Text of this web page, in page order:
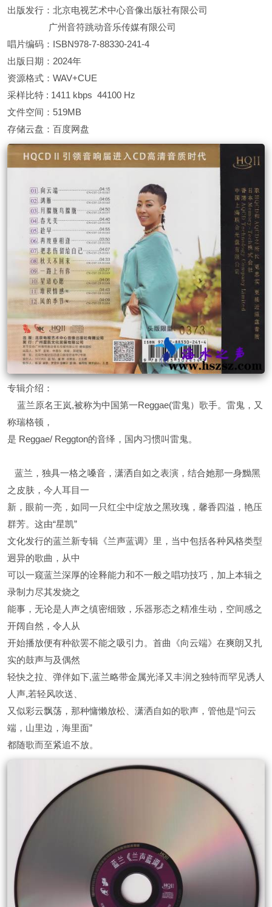
出版发行：北京电视艺术中心音像出版社有限公司
广州音符跳动音乐传媒有限公司
唱片编码：ISBN978-7-88330-241-4
出版日期：2024年
资源格式：WAV+CUE
采样比特 : 1411 kbps 44100 Hz
文件空间：519MB
存储云盘：百度网盘
专辑介绍：
蓝兰原名王岚,被称为中国第一Reggae(雷鬼）歌手。雷鬼，又
称瑞格顿，
是 Reggae/ Reggton的音绎，国内习惯叫雷鬼。
蓝兰，独具一格之嗓音，潇洒自如之表演，结合她那一身黝黑
之皮肤，今人耳目一
新，眼前一亮，如同一只红尘中绽放之黑玫瑰，馨香四溢，艳压
群芳。这由“星凯”
文化发行的蓝兰新专辑《兰声蓝调》里，当中包括各种风格类型
迥异的歌曲，从中
可以一窥蓝兰深厚的诠释能力和不一般之唱功技巧，加上本辑之
录制力尽其发烧之
能事，无论是人声之缜密细致，乐器形态之精准生动，空间感之
开阔自然，令人从
开始播放便有种欲罢不能之吸引力。首曲《向云端》在爽朗又扎
实的鼓声与及偶然
轻快之拉、弹伴如下,蓝兰略带金属光泽又丰润之独特而罕见诱人
人声,若轻风吹送、
又似彩云飘荡，那种慵懒放松、潇洒自如的歌声，管他是“问云
端，山里边，海里面”
都随歌而至紧追不放。